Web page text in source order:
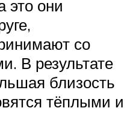
это они
со
В результате
близость
тёплыми и